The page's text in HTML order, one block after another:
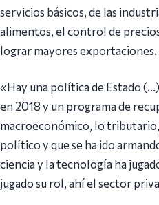
servicios básicos, de las
alimentos, el control de
lograr mayores exportaciones.
«Hay una política de Estado
en 2018 y un programa de
macroeconómico, lo
político y que se ha ido
ciencia y la tecnología ha
jugado su rol, ahí el sector